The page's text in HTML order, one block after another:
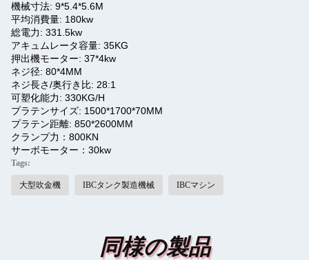
機械寸法: 9*5.4*5.6M
平均消費量: 180kw
総電力: 331.5kw
アキュムレータ容量: 35KG
押出機モーター: 37*4kw
ネジ径: 80*4MM
ネジ長さ/奥行き比: 28:1
可塑化能力: 330KG/H
プラテンサイズ: 1500*1700*70MM
プラテン距離: 850*2600MM
クランプ力：800KN
サーボモーター：30kw
Tags:
大型吹金機 IBCタンク製造機械 IBCマシン
同様の製品